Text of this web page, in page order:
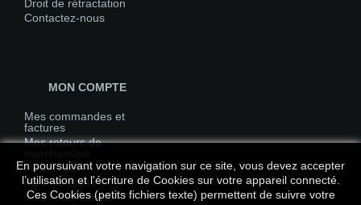
Droit de rétractation
Contactez-nous
MON COMPTE
Mes commandes et
factures
Mes retours de
Mes avoirs
Mes adresses
Mes informations
En poursuivant votre navigation sur ce site, vous devez accepter
l’utilisation et l'écriture de Cookies sur votre appareil connecté.
Ces Cookies (petits fichiers texte) permettent de suivre votre